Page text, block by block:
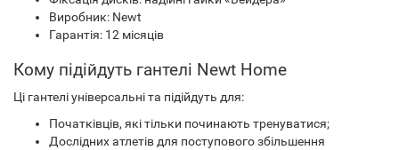
Виробник: Newt
Гарантія: 12 місяців
Кому підійдуть гантелі Newt Home
Ці гантелі універсальні та підійдуть для:
Початківців, які тільки починають тренуватися;
Дослідних атлетів для поступового збільшення